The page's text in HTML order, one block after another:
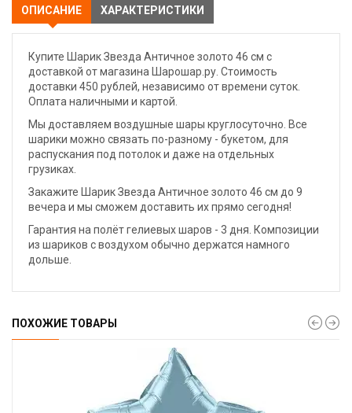
ОПИСАНИЕ ХАРАКТЕРИСТИКИ
Купите Шарик Звезда Античное золото 46 см с
доставкой от магазина Шарошар.ру. Стоимость
доставки 450 рублей, независимо от времени суток.
Оплата наличными и картой.
Мы доставляем воздушные шары круглосуточно. Все
шарики можно связать по-разному - букетом, для
распускания под потолок и даже на отдельных
грузиках.
Закажите Шарик Звезда Античное золото 46 см до 9
вечера и мы сможем доставить их прямо сегодня!
Гарантия на полёт гелиевых шаров - 3 дня. Композиции
из шариков с воздухом обычно держатся намного
дольше.
ПОХОЖИЕ ТОВАРЫ